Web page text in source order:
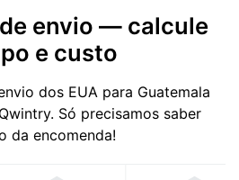
envio — calcule
e custo
dos EUA para Guatemala
Só precisamos saber
da encomenda!